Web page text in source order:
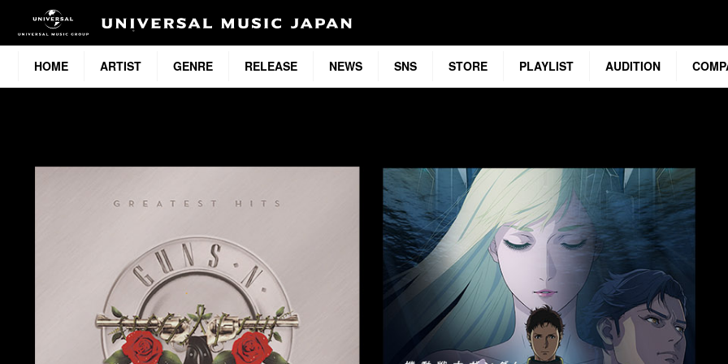
HOME ARTIST GENRE RELEASE NEWS SNS STORE PLAYLIST AUDITION